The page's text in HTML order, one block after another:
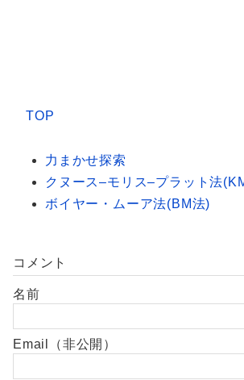
TOP
力まかせ探索
クヌース–モリス–プラット法
ボイヤー・ムーア法(BM法)
コメント
名前
Email（非公開）